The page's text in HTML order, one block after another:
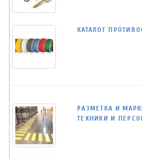
КАТАЛОГ
РАЗМЕТКА И
ТЕХНИКИ И